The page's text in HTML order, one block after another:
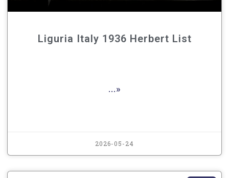
Liguria Italy 1936 Herbert List
...»
2026-05-24